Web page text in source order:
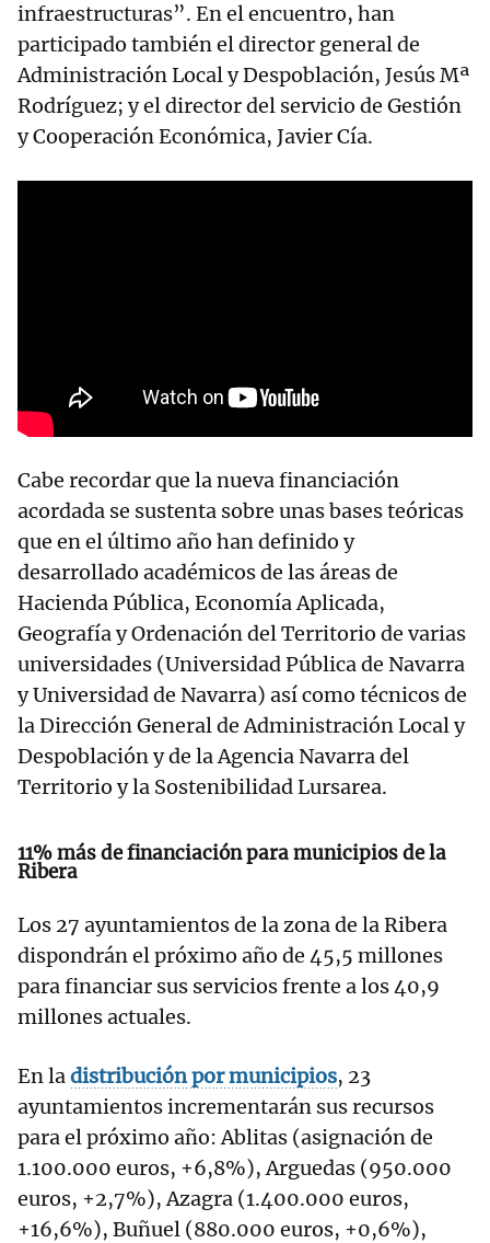
infraestructuras”. En el encuentro, han
participado también el director general de
Administración Local y Despoblación, Jesús Mª
Rodríguez; y el director del servicio de Gestión
y Cooperación Económica, Javier Cía.
Cabe recordar que la nueva financiación
acordada se sustenta sobre unas bases teóricas
que en el último año han definido y
desarrollado académicos de las áreas de
Hacienda Pública, Economía Aplicada,
Geografía y Ordenación del Territorio de varias
universidades (Universidad Pública de Navarra
y Universidad de Navarra) así como técnicos de
la Dirección General de Administración Local y
Despoblación y de la Agencia Navarra del
Territorio y la Sostenibilidad Lursarea.
11% más de financiación para municipios de la
Ribera
Los 27 ayuntamientos de la zona de la Ribera
dispondrán el próximo año de 45,5 millones
para financiar sus servicios frente a los 40,9
millones actuales.
En ladistribución por municipios, 23
ayuntamientos incrementarán sus recursos
para el próximo año: Ablitas (asignación de
1.100.000 euros, +6,8%), Arguedas (950.000
euros, +2,7%), Azagra (1.400.000 euros,
+16,6%), Buñuel (880.000 euros, +0,6%),